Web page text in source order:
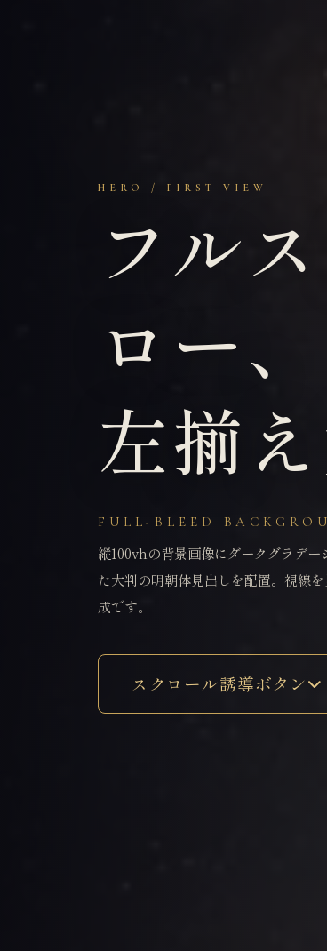
HERO / FIRST VIEW
フル
ロー、
左揃
FULL-BLEED
縦100vhの背景画像にダークグラデ
た大判の明朝体見出しを配置。視線
成です。
スクロール誘導ボタン